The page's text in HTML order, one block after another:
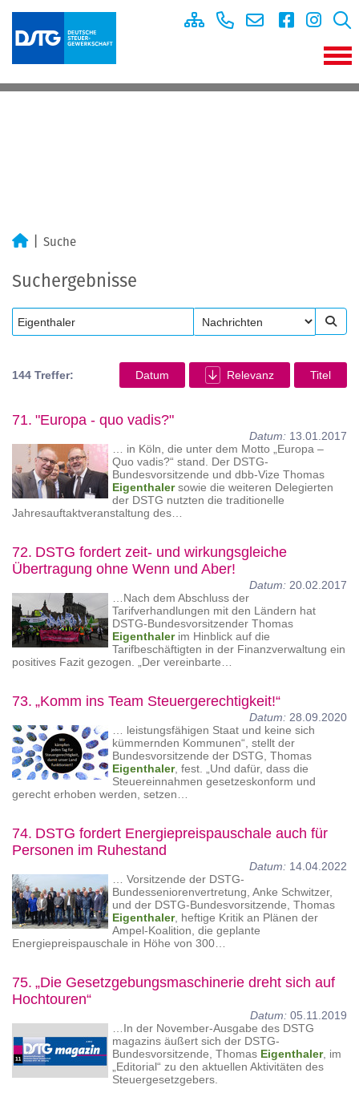
Suche
Suchergebnisse
144 Treffer: Datum Relevanz Titel
71. "Europa - quo vadis?"
Datum: 13.01.2017
… in Köln, die unter dem Motto „Europa –
Quo vadis?“ stand. Der DSTG-
Bundesvorsitzende und dbb-Vize Thomas
Eigenthalersowie die weiteren Delegierten
der DSTG nutzten die traditionelle
Jahresauftaktveranstaltung des…
72. DSTG fordert zeit- und wirkungsgleiche
Übertragung ohne Wenn und Aber!
Datum: 20.02.2017
…Nach dem Abschluss der
Tarifverhandlungen mit den Ländern hat
DSTG-Bundesvorsitzender Thomas
Eigenthalerim Hinblick auf die
Tarifbeschäftigten in der Finanzverwaltung ein
positives Fazit gezogen. „Der vereinbarte…
73. „Komm ins Team Steuergerechtigkeit!“
Datum: 28.09.2020
… leistungsfähigen Staat und keine sich
kümmernden Kommunen“, stellt der
Bundesvorsitzende der DSTG, Thomas
Eigenthaler, fest. „Und dafür, dass die
Steuereinnahmen gesetzeskonform und
gerecht erhoben werden, setzen…
74. DSTG fordert Energiepreispauschale auch für
Personen im Ruhestand
Datum: 14.04.2022
… Vorsitzende der DSTG-
Bundesseniorenvertretung, Anke Schwitzer,
und der DSTG-Bundesvorsitzende, Thomas
Eigenthaler, heftige Kritik an Plänen der
Ampel-Koalition, die geplante
Energiepreispauschale in Höhe von 300…
75. „Die Gesetzgebungsmaschinerie dreht sich auf
Hochtouren“
Datum: 05.11.2019
…In der November-Ausgabe des DSTG
magazins äußert sich der DSTG-
Bundesvorsitzende, Thomas Eigenthaler, im
„Editorial“ zu den aktuellen Aktivitäten des
Steuergesetzgebers.